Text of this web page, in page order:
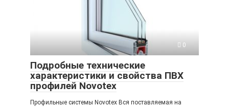
0
Подробные технические
характеристики и свойства ПВХ
профилей Novotex
Профильные системы Novotex Вся поставляемая на